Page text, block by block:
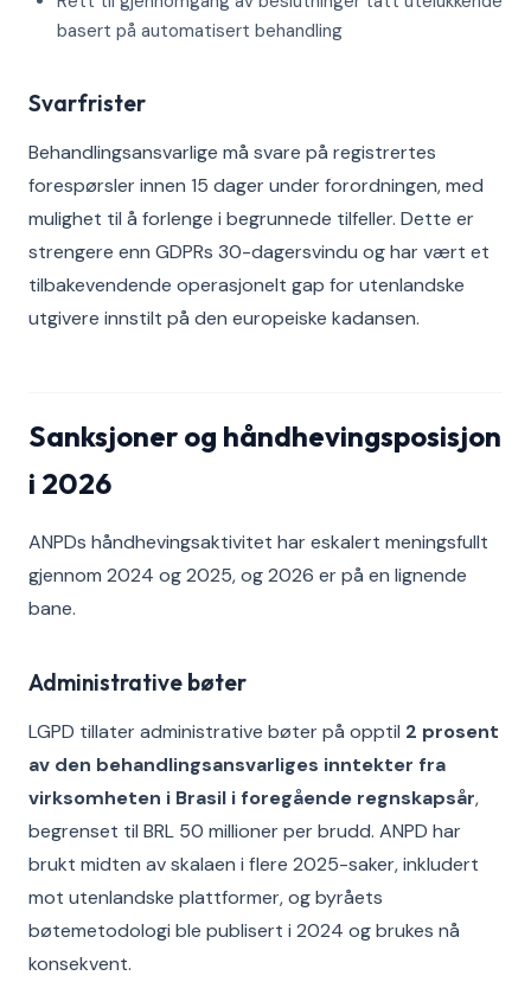
basert på automatisert behandling
Svarfrister
Behandlingsansvarlige må svare på registrertes
forespørsler innen 15 dager under forordningen, med
mulighet til å forlenge i begrunnede tilfeller. Dette er
strengere enn GDPRs 30-dagersvindu og har vært et
tilbakevendende operasjonelt gap for utenlandske
utgivere innstilt på den europeiske kadansen.
Sanksjoner og håndhevingsposisjon
i 2026
ANPDs håndhevingsaktivitet har eskalert meningsfullt
gjennom 2024 og 2025, og 2026 er på en lignende
bane.
Administrative bøter
LGPD tillater administrative bøter på opptil 2 prosent
av den behandlingsansvarliges inntekter fra
virksomheten i Brasil i foregående regnskapsår,
begrenset til BRL 50 millioner per brudd. ANPD har
brukt midten av skalaen i flere 2025-saker, inkludert
mot utenlandske plattformer, og byråets
bøtemetodologi ble publisert i 2024 og brukes nå
konsekvent.